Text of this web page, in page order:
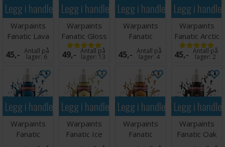
Legg i handlekurven
Warpaints
Fanatic Lava
Orange
45,- Antall på
lager:6
Legg i handlekurven
Warpaints
Fanatic Gloss
Varnish
49,- Antall på
lager: 13
Legg i handlekurven
Warpaints
Fanatic
Uniform Grey
45,- Antall på
lager:4
Legg i
Warpaints
Fanatic Arctic
Gem
45,- Antall på
lager:2
Legg i handlekurven
Warpaints
Fanatic
Crystal Blue
Legg i handlekurven
Warpaints
Fanatic Ice
Yellow
Legg i handlekurven
Warpaints
Fanatic
Fiendish
Legg i
Warpaints
Fanatic Oak
Brown